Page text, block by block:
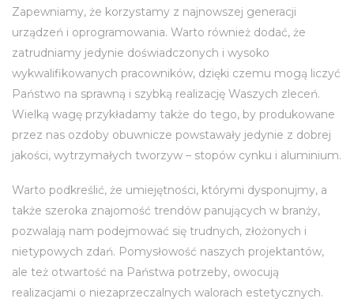
Zapewniamy, że korzystamy z najnowszej generacji
urządzeń i oprogramowania. Warto również dodać, że
zatrudniamy jedynie doświadczonych i wysoko
wykwalifikowanych pracowników, dzięki czemu mogą liczyć
Państwo na sprawną i szybką realizację Waszych zleceń.
Wielką wagę przykładamy także do tego, by produkowane
przez nas ozdoby obuwnicze powstawały jedynie z dobrej
jakości, wytrzymałych tworzyw – stopów cynku i aluminium.
Warto podkreślić, że umiejętności, którymi dysponujmy, a
także szeroka znajomość trendów panujących w branży,
pozwalają nam podejmować się trudnych, złożonych i
nietypowych zdań. Pomysłowość naszych projektantów,
ale też otwartość na Państwa potrzeby, owocują
realizacjami o niezaprzeczalnych walorach estetycznych.